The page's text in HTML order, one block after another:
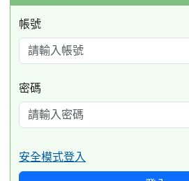
帳號
密碼
安全模式登入